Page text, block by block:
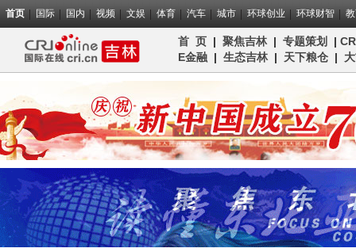
首页 国际 国内 视频 文娱 体育 汽车 城市 环球创业 环球财智
首 页 | 聚焦吉林| 专题策划 |
E金融 | 生态吉林| 天下粮仓 |